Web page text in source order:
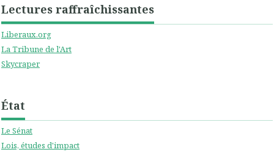
Lectures raffraîchissantes
Liberaux.org
La Tribune de l'Art
Skycraper
État
Le Sénat
Lois, études d'impact